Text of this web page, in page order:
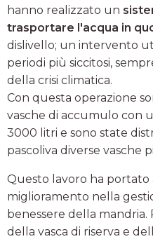
hanno realizzato un
trasportare l'acqua in
dislivello; un intervento
periodi più siccitosi,
della crisi climatica.
Con questa operazione
vasche di accumulo con
3000 litri e sono state
pascoliva diverse vasche
Questo lavoro ha portato
miglioramento nella
benessere della mandria.
della vasca di riserva e